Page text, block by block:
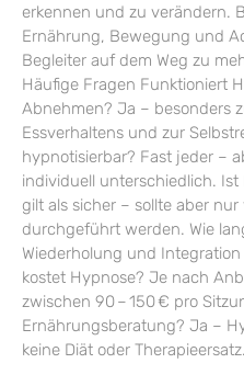
erkennen und zu verändern.
Ernährung, Bewegung und
Begleiter auf dem Weg zu
Häufige Fragen Funktioniert
Abnehmen? Ja – besonders
Essverhaltens und zur
hypnotisierbar? Fast jeder –
individuell unterschiedlich.
gilt als sicher – sollte aber
durchgeführt werden. Wie
Wiederholung und
kostet Hypnose? Je nach
zwischen 90 – 150 € pro
Ernährungsberatung? Ja –
keine Diät oder Therapieersatz.